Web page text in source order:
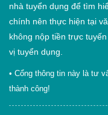
nhà tuyển dụng để tìm
chính nên thực hiện tại
không nộp tiền trực
vị tuyển dụng.
• Cổng thông tin này là tư
thành công!